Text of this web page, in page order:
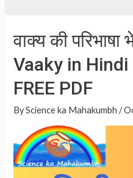
वाक्य की
Vaaky in Hindi
FREE PDF
ByScience ka Mahakumbh /